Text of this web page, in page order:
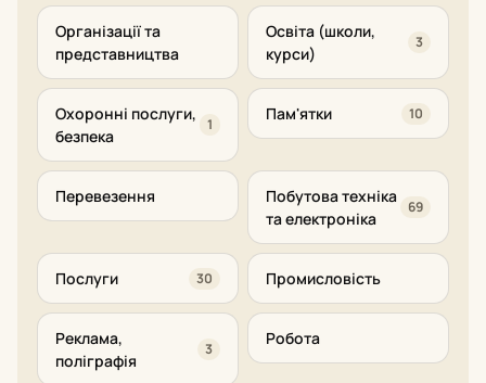
Організації та
представництва
Освіта (школи,
курси)
3
Охоронні послуги,
безпека
1
Пам'ятки 10
Перевезення
Побутова техніка
та електроніка
69
Послуги 30 Промисловість
Реклама,
поліграфія
3
Робота